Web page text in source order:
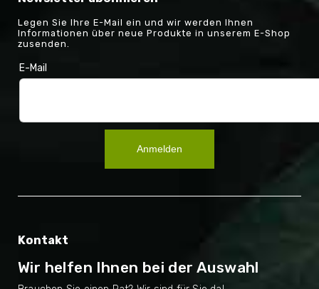
Legen Sie Ihre E-Mail ein und wir werden Ihnen
Informationen über neue Produkte in unserem E-Shop
zusenden.
E-Mail
Anmelden
Kontakt
Wir helfen Ihnen bei der Auswahl